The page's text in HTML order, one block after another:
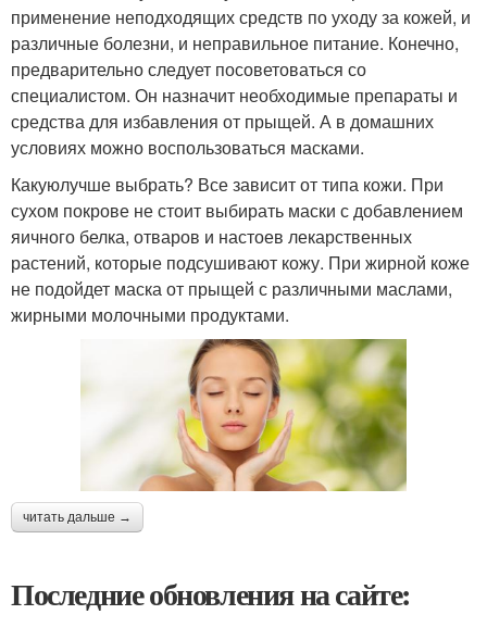
применение неподходящих средств по уходу за кожей, и
различные болезни, и неправильное питание. Конечно,
предварительно следует посоветоваться со
специалистом. Он назначит необходимые препараты и
средства для избавления от прыщей. А в домашних
условиях можно воспользоваться масками.
Какуюлучше выбрать? Все зависит от типа кожи. При
сухом покрове не стоит выбирать маски с добавлением
яичного белка, отваров и настоев лекарственных
растений, которые подсушивают кожу. При жирной коже
не подойдет маска от прыщей с различными маслами,
жирными молочными продуктами.
читать дальше →
Последние обновления на сайте: